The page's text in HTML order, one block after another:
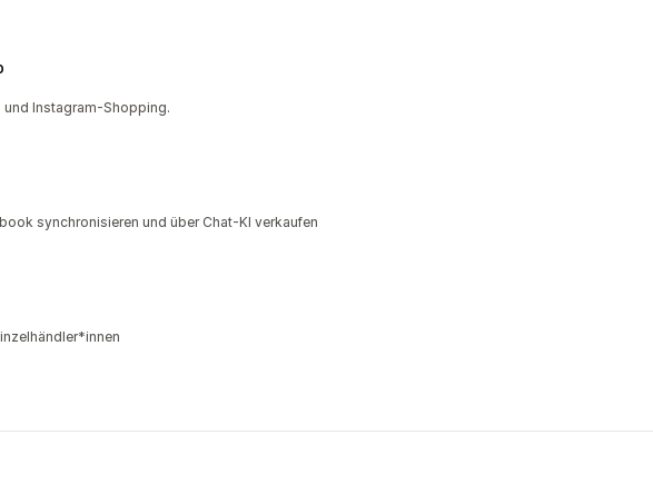
Instagram-Shopping.
synchronisieren und über Chat-KI verkaufen